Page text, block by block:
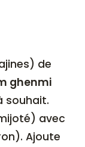
de
ghenmi
souhait.
avec
Ajoute